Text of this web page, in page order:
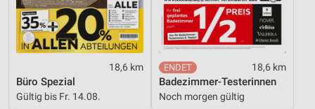
18,6 km
Büro Spezial
Gültig bis Fr. 14.08.
18,6 km
Badezimmer-Testerinnen
Noch morgen gültig
Verwendung reduzierter Daten zur Auswahl von
Inhalten
IAB-Besonderheiten:
Verwendung genauer Standortdaten
Geräte anhand von aktiv angeforderten
Informationen identifizieren